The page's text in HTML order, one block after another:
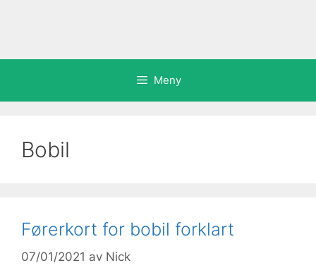
Meny
Bobil
Førerkort for bobil forklart
07/01/2021 av Nick